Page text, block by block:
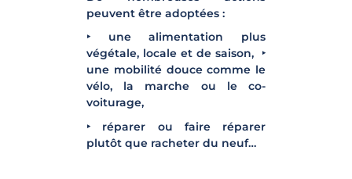
peuvent être adoptées :
‣ une alimentation plus
végétale, locale et de saison, ‣
une mobilité douce comme le
vélo, la marche ou le co-
voiturage,
‣ réparer ou faire réparer
plutôt que racheter du neuf…